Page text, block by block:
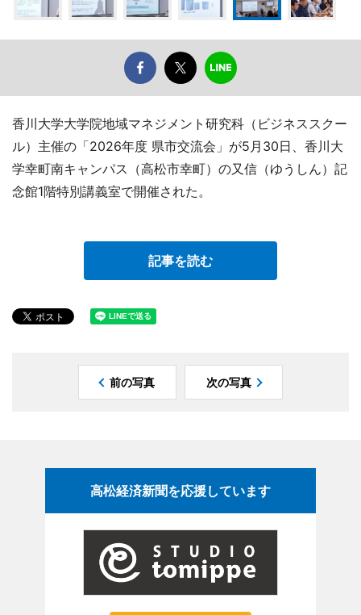
香川大学大学院地域マネジメント研究科（ビジネススクー
ル）主催の「2026年度 県市交流会」が5月30日、香川大
学幸町南キャンパス（高松市幸町）の又信（ゆうしん）記
念館1階特別講義室で開催された。
記事を読む
前の写真 次の写真
高松経済新聞を応援しています